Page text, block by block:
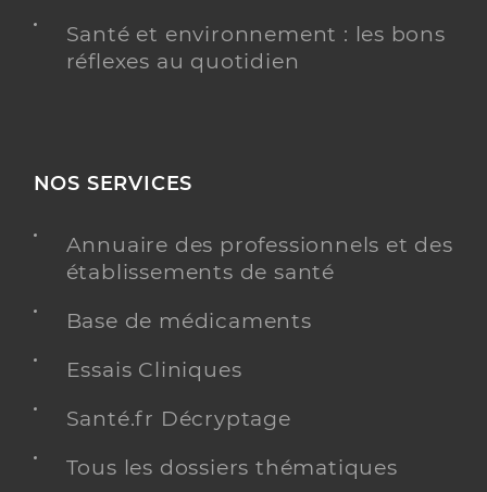
Santé et environnement : les bons
réflexes au quotidien
NOS SERVICES
Annuaire des professionnels et des
établissements de santé
Base de médicaments
Essais Cliniques
Santé.fr Décryptage
Tous les dossiers thématiques